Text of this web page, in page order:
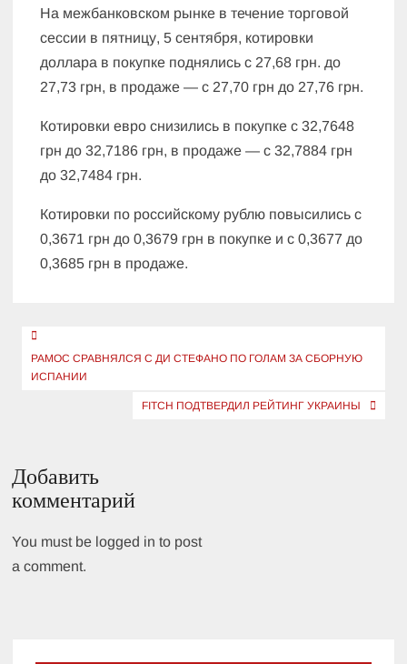
На межбанковском рынке в течение торговой
сессии в пятницу, 5 сентября, котировки
доллара в покупке поднялись с 27,68 грн. до
27,73 грн, в продаже — с 27,70 грн до 27,76 грн.
Котировки евро снизились в покупке с 32,7648
грн до 32,7186 грн, в продаже — с 32,7884 грн
до 32,7484 грн.
Котировки по российскому рублю повысились с
0,3671 грн до 0,3679 грн в покупке и с 0,3677 до
0,3685 грн в продаже.
Навигация
по
РАМОС СРАВНЯЛСЯ С ДИ СТЕФАНО ПО ГОЛАМ ЗА СБОРНУЮ
ИСПАНИИ
FITCH ПОДТВЕРДИЛ РЕЙТИНГ УКРАИНЫ
Добавить
комментарий
You must be logged in to post
a comment.